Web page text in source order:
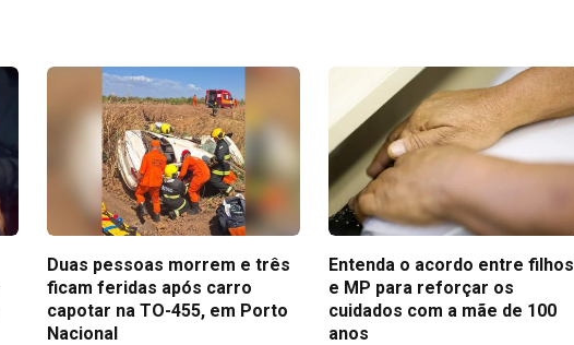
Duas pessoas morrem e três
ficam feridas após carro
capotar na TO-455, em Porto
Nacional
Entenda o acordo entre filhos
e MP para reforçar os
cuidados com a mãe de 100
anos